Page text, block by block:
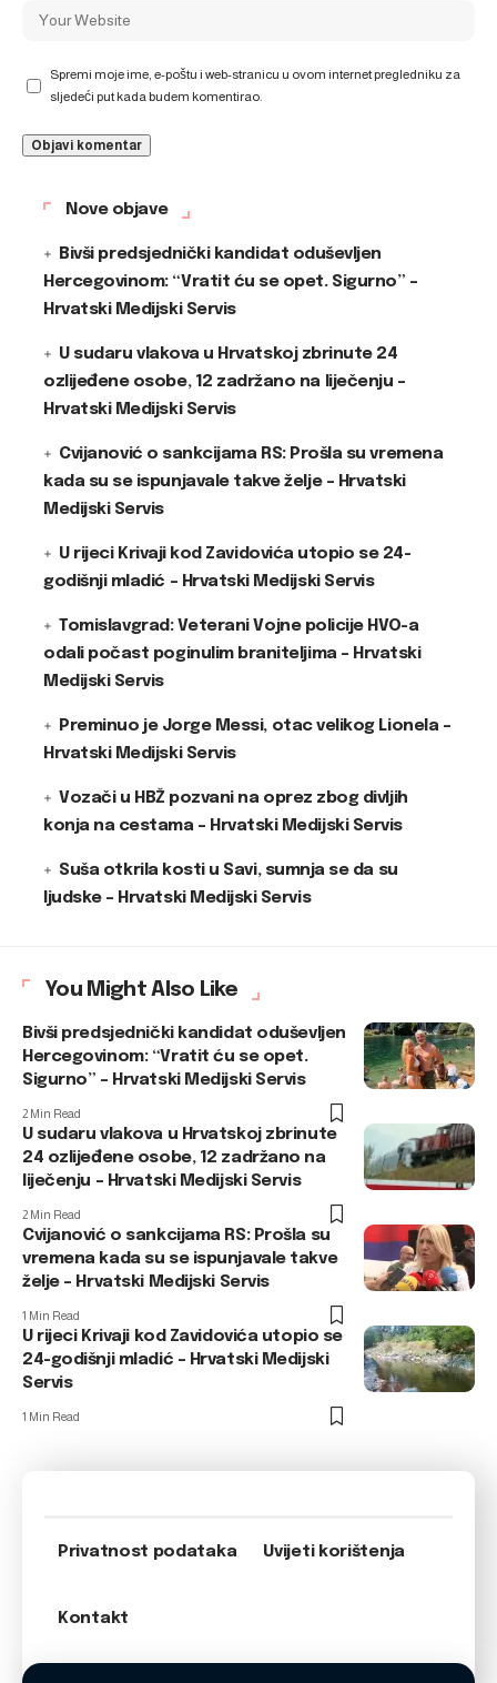
Spremi moje ime, e-poštu i web-stranicu u ovom internet pregledniku za
sljedeći put kada budem komentirao.
Nove objave
Bivši predsjednički kandidat oduševljen
Hercegovinom: “Vratit ću se opet. Sigurno” –
Hrvatski Medijski Servis
U sudaru vlakova u Hrvatskoj zbrinute 24
ozlijeđene osobe, 12 zadržano na liječenju –
Hrvatski Medijski Servis
Cvijanović o sankcijama RS: Prošla su vremena
kada su se ispunjavale takve želje – Hrvatski
Medijski Servis
U rijeci Krivaji kod Zavidovića utopio se 24-
godišnji mladić – Hrvatski Medijski Servis
Tomislavgrad: Veterani Vojne policije HVO-a
odali počast poginulim braniteljima – Hrvatski
Medijski Servis
Preminuo je Jorge Messi, otac velikog Lionela –
Hrvatski Medijski Servis
Vozači u HBŽ pozvani na oprez zbog divljih
konja na cestama – Hrvatski Medijski Servis
Suša otkrila kosti u Savi, sumnja se da su
ljudske – Hrvatski Medijski Servis
You Might Also Like
Bivši predsjednički kandidat oduševljen
Hercegovinom: “Vratit ću se opet.
Sigurno” – Hrvatski Medijski Servis
2 Min Read
U sudaru vlakova u Hrvatskoj zbrinute
24 ozlijeđene osobe, 12 zadržano na
liječenju – Hrvatski Medijski Servis
2 Min Read
Cvijanović o sankcijama RS: Prošla su
vremena kada su se ispunjavale takve
želje – Hrvatski Medijski Servis
1 Min Read
U rijeci Krivaji kod Zavidovića utopio se
24-godišnji mladić – Hrvatski Medijski
Servis
1 Min Read
Privatnost podataka Uvijeti korištenja
Kontakt